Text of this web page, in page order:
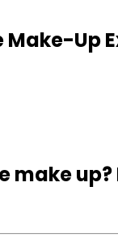
Up
make